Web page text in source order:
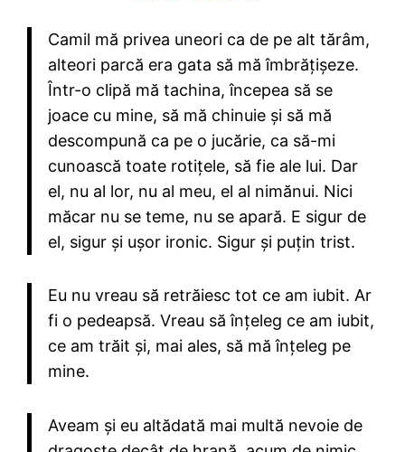
Camil mă privea uneori ca de pe alt tărâm,
alteori parcă era gata să mă îmbrățișeze.
Într-o clipă mă tachina, începea să se
joace cu mine, să mă chinuie și să mă
descompună ca pe o jucărie, ca să-mi
cunoască toate rotițele, să fie ale lui. Dar
el, nu al lor, nu al meu, el al nimănui. Nici
măcar nu se teme, nu se apară. E sigur de
el, sigur și ușor ironic. Sigur și puțin trist.
Eu nu vreau să retrăiesc tot ce am iubit. Ar
fi o pedeapsă. Vreau să înțeleg ce am iubit,
ce am trăit și, mai ales, să mă înțeleg pe
mine.
Aveam și eu altădată mai multă nevoie de